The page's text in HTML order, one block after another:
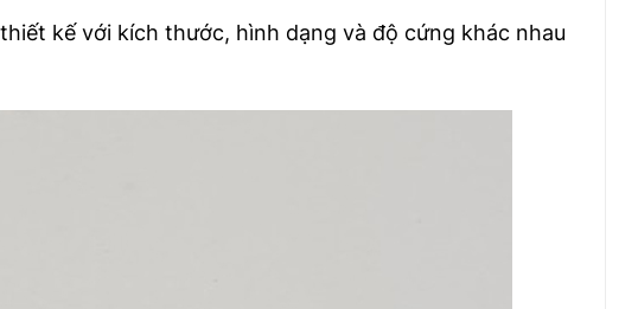
kế với kích thước, hình dạng và độ cứng khác nhau